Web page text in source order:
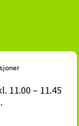
11.00 – 11.45